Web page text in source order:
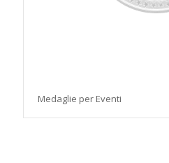
Medaglie per Eventi